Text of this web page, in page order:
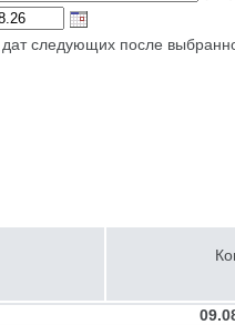
дат следующих после